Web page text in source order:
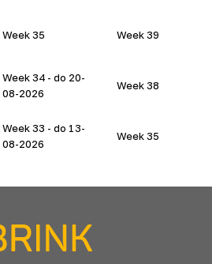
Week 35 Week 39
Week 34 - do 20-
08-2026
Week 38
Week 33 - do 13-
08-2026
Week 35